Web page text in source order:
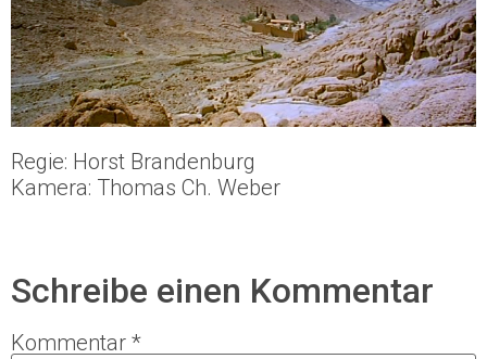
Regie: Horst Brandenburg
Kamera: Thomas Ch. Weber
Schreibe einen Kommentar
Kommentar *